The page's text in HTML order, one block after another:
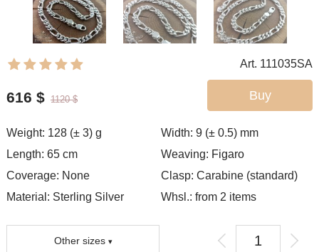
Art. 111035SA
Buy
616 $ 1120 $
Weight: 128 (± 3) g Width:9 (± 0.5) mm
Length: 65 cm Weaving: Figaro
Coverage: None Clasp:Carabine (standard)
Material: Sterling Silver
Whsl.: from 2 items
Other sizes